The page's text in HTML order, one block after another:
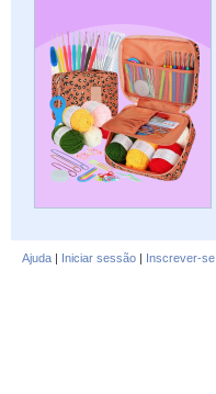
Ajuda | Iniciar sessão | Inscrever-se